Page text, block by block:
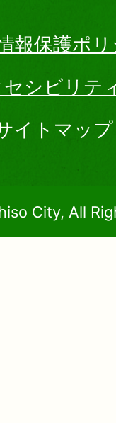
報保護ポ
シビリテ
イトマップ
City, All